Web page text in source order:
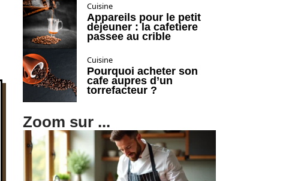
Cuisine
Appareils pour le petit
dejeuner : la cafetiere
passee au crible
Cuisine
Pourquoi acheter son
cafe aupres d’un
torrefacteur ?
Zoom sur ...